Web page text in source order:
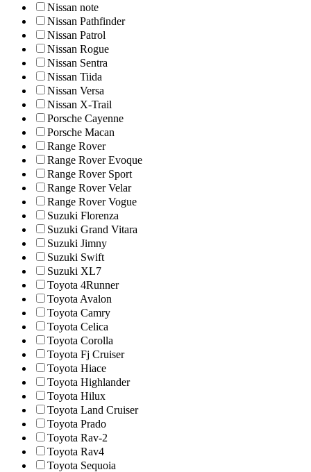
Nissan note
Nissan Pathfinder
Nissan Patrol
Nissan Rogue
Nissan Sentra
Nissan Tiida
Nissan Versa
Nissan X-Trail
Porsche Cayenne
Porsche Macan
Range Rover
Range Rover Evoque
Range Rover Sport
Range Rover Velar
Range Rover Vogue
Suzuki Florenza
Suzuki Grand Vitara
Suzuki Jimny
Suzuki Swift
Suzuki XL7
Toyota 4Runner
Toyota Avalon
Toyota Camry
Toyota Celica
Toyota Corolla
Toyota Fj Cruiser
Toyota Hiace
Toyota Highlander
Toyota Hilux
Toyota Land Cruiser
Toyota Prado
Toyota Rav-2
Toyota Rav4
Toyota Sequoia